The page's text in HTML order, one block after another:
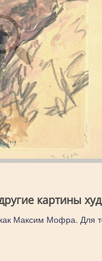
картины
Максим Мофра. Для